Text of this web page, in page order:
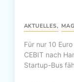
AKTUELLES,
Für nur 10
CEBIT nach
Startup-Bus